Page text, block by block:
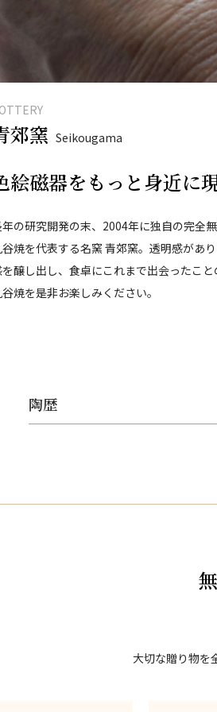
郊窯 Seikougama
絵磁器をもっと身近に
の研究開発の末、2004年に独自の完全
焼を代表する名窯 青郊窯。透明感があ
醸し出し、食卓にこれまで出会ったこ
焼を是非お楽しみください。
陶歴
大切な贈り物を